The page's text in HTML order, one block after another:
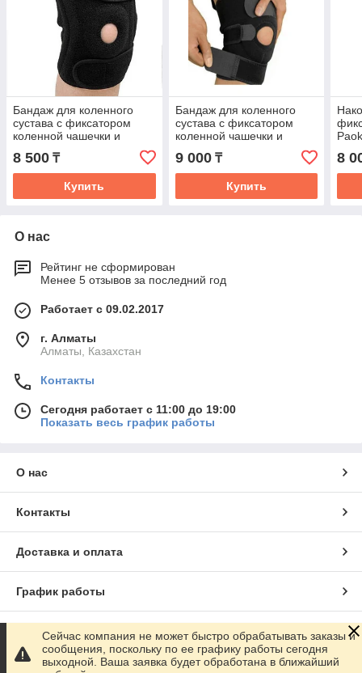
Бандаж для коленного
сустава с фиксатором
коленной чашечки и
регулируемым размером
8 500 ₸
Купить
Бандаж для коленного
сустава с фиксатором
коленной чашечки и
регулируемым размером
9 000₸
Купить
8
О нас
Рейтинг не сформирован
Менее 5 отзывов за последний год
Работает с 09.02.2017
г. Алматы
Алматы, Казахстан
Контакты
Сегодня работает с 11:00 до 19:00
Показать весь график работы
О нас
Контакты
Доставка и оплата
График работы
Полная версия сайта
Сейчас компания не может быстро обрабатывать заказы и
сообщения, поскольку по ее графику работы сегодня
выходной. Ваша заявка будет обработана в ближайший